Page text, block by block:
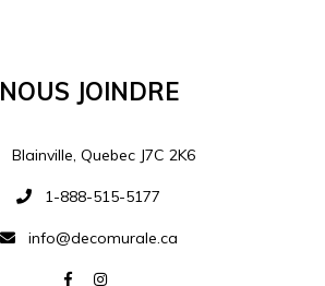
Nous Joindre
Blainville, Quebec J7C 2K6
1-888-515-5177
info@decomurale.ca